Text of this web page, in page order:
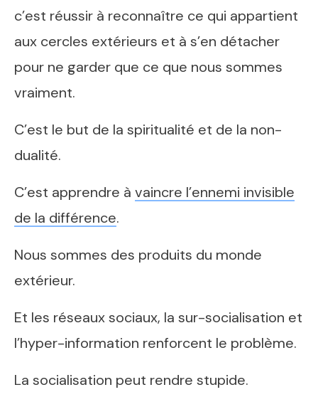
c’est réussir à reconnaître ce qui appartient
aux cercles extérieurs et à s’en détacher
pour ne garder que ce que nous sommes
vraiment.
C’est le but de la spiritualité et de la non-
dualité.
C’est apprendre à vaincre l’ennemi invisible
de la différence.
Nous sommes des produits du monde
extérieur.
Et les réseaux sociaux, la sur-socialisation et
l’hyper-information renforcent le problème.
La socialisation peut rendre stupide.